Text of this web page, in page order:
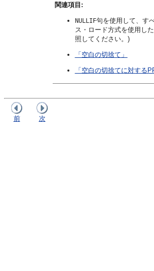
関連項目:
NULLIF句を使用して、す
ス・ロード方式を使用し
照してください。)
「空白の切捨て」
「空白の切捨てに対する
前 次